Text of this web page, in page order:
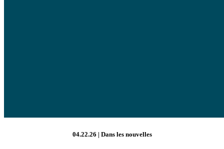
04.22.26 | Dans les nouvelles